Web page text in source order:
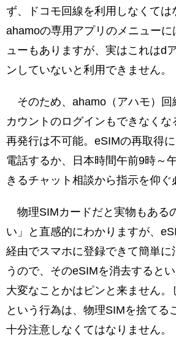
ず、ドコモ回線を利用しなくては
ahamoの専用アプリのメニュー
ューもありますが、実はこれはd
ンしていないと利用できません。
そのため、ahamo（アハモ）
カウントのログインもできなくな
再発行は不可能。eSIMの再取得
電話するか、日本時間午前9時～
きるチャット相談から指示を仰ぐ
物理SIMカードだと実物もある
い」と直感的にわかりますが、
経由でスマホに登録できて簡単に
うので、そのeSIMを消去すると
大変なことかはピンと来ません。
という行為は、物理SIMを捨てる
十分注意しなくてはなりません。